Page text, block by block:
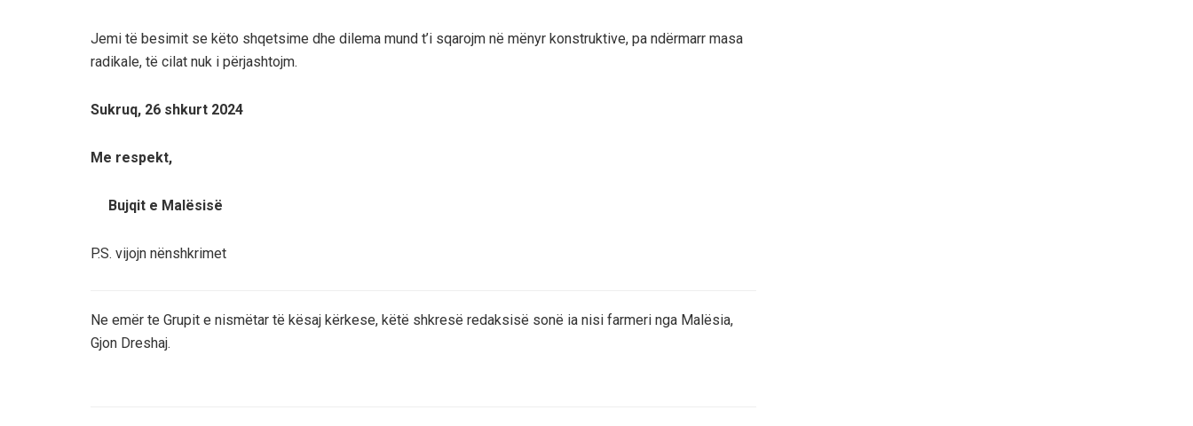
Jemi të besimit se këto shqetsime dhe dilema mund t’i sqarojm në mënyr konstruktive, pa ndërmarr masa
radikale, të cilat nuk i përjashtojm.
Sukruq, 26 shkurt 2024
Me respekt,
Bujqit e Malësisë
P.S. vijojn nënshkrimet
Ne emër te Grupit e nismëtar të kësaj kërkese, këtë shkresë redaksisë sonë ia nisi farmeri nga Malësia,
Gjon Dreshaj.